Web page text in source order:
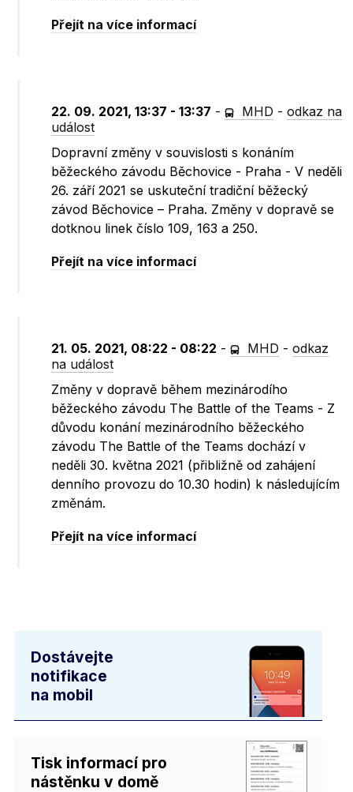
Přejít na více informací
22. 09. 2021, 13:37 - 13:37 - MHD -odkaz na
událost
Dopravní změny v souvislosti s konáním
běžeckého závodu Běchovice - Praha - V neděli
26. září 2021 se uskuteční tradiční běžecký
závod Běchovice – Praha. Změny v dopravě se
dotknou linek číslo 109, 163 a 250.
Přejít na více informací
21. 05. 2021, 08:22 - 08:22 - MHD -odkaz
na událost
Změny v dopravě během mezinárodího
běžeckého závodu The Battle of the Teams - Z
důvodu konání mezinárodního běžeckého
závodu The Battle of the Teams dochází v
neděli 30. května 2021 (přibližně od zahájení
denního provozu do 10.30 hodin) k následujícím
změnám.
Přejít na více informací
Dostávejte
notifikace
na mobil
Tisk informací pro
nástěnku v domě